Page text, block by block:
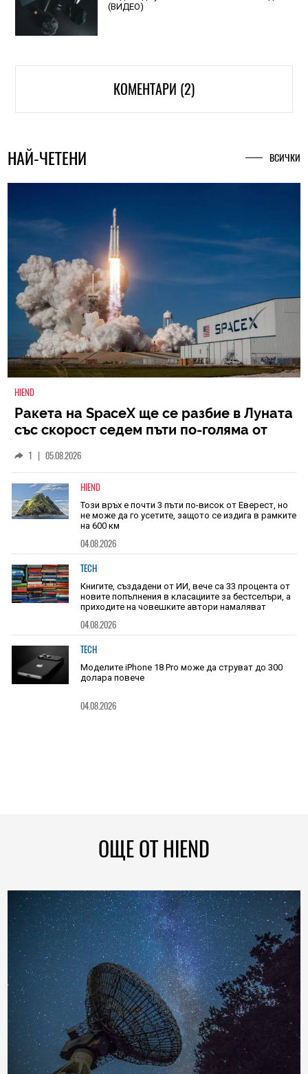
(ВИДЕО)
КОМЕНТАРИ (2)
НАЙ-ЧЕТЕНИ ВСИЧКИ
HIEND
Ракета на SpaceX ще се разбие в Луната
със скорост седем пъти по-голяма от
1 | 05.08.2026
HIEND
Този връх е почти 3 пъти по-висок от Еверест, но
не може да го усетите, защото се издига в рамките
на 600 км
04.08.2026
TECH
Книгите, създадени от ИИ, вече са 33 процента от
новите попълнения в класациите за бестселъри, а
приходите на човешките автори намаляват
04.08.2026
TECH
Моделите iPhone 18 Pro може да струват до 300
долара повече
04.08.2026
ОЩЕ ОТ HIEND